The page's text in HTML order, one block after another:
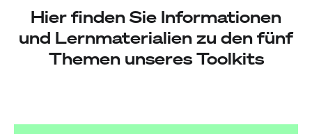
Hier finden Sie Informationen
und Lernmaterialien zu den fünf
Themen unseres Toolkits